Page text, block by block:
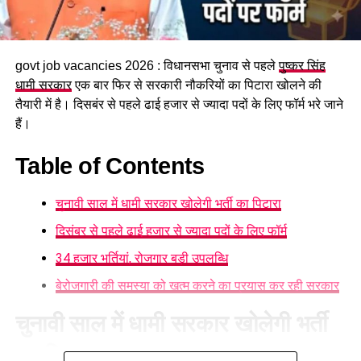
govt job vacancies 2026 : विधानसभा चुनाव से पहलेपुष्कर सिंह
धामी सरकारएक बार फिर से सरकारी नौकरियों का पिटारा खोलने की
तैयारी में है। दिसबंर से पहले ढाई हजार से ज्यादा पदों के लिए फॉर्म भरे जाने
हैं।
Table of Contents
चुनावी साल में धामी सरकार खोलेगी भर्ती का पिटारा
दिसंबर से पहले ढाई हजार से ज्यादा पदों के लिए फॉर्म
34 हजार भर्तियां, रोजगार बड़ी उपलब्धि
बेरोजगारी की समस्या को खत्म करने का प्रयास कर रही सरकार